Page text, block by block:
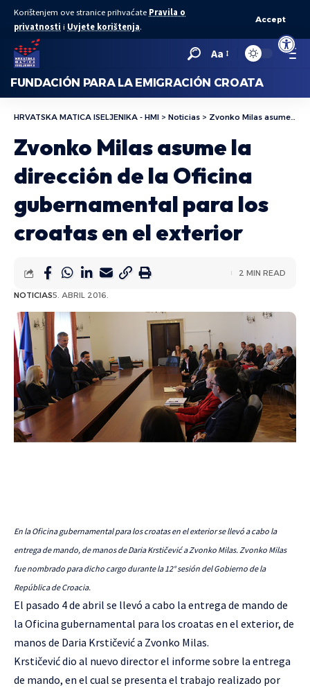
Abrir
Korištenjem ove stranice prihvaćate Pravila o
privatnosti i Uvjete korištenja.
Accept
Aa
FUNDACIÓN PARA LA EMIGRACIÓN CROATA
HRVATSKA MATICA ISELJENIKA - HMI > Noticias > Zvonko Milas asume la dirección de la Oficina gubernamental para los croatas en el exterior
Zvonko Milas asume la
dirección de la Oficina
gubernamental para los
croatas en el exterior
NOTICIAS5. ABRIL 2016.
2 MIN READ
En la Oficina gubernamental para los croatas en el exterior se llevó a cabo la
entrega de mando, de manos de Daria Krstičević a Zvonko Milas. Zvonko Milas
fue nombrado para dicho cargo durante la 12° sesión del Gobierno de la
República de Croacia.
El pasado 4 de abril se llevó a cabo la entrega de mando de
la Oficina gubernamental para los croatas en el exterior, de
manos de Daria Krstičević a Zvonko Milas.
Krstičević dio al nuevo director el informe sobre la entrega
de mando, en el cual se presenta el trabajo realizado por